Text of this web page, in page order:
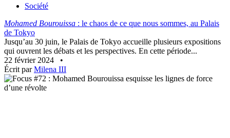
Société
Mohamed Bourouissa : le chaos de ce que nous sommes, au Palais
de Tokyo
Jusqu’au 30 juin, le Palais de Tokyo accueille plusieurs expositions
qui ouvrent les débats et les perspectives. En cette période...
22 février 2024
•
Écrit parMilena III